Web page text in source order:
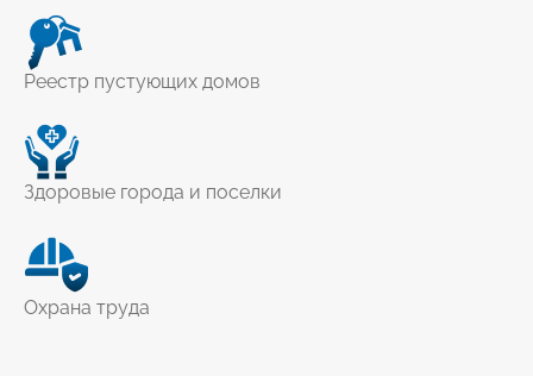
Реестр пустующих домов
Здоровые города и поселки
Охрана труда